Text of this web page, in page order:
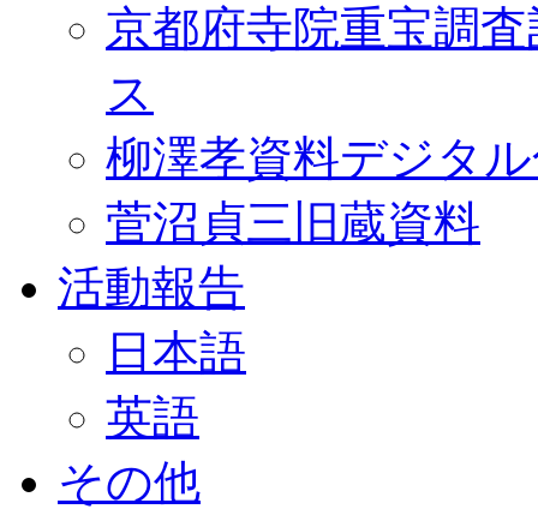
京都府寺院重宝調
ス
柳澤孝資料デジタ
菅沼貞三旧蔵資料
活動報告
日本語
英語
その他